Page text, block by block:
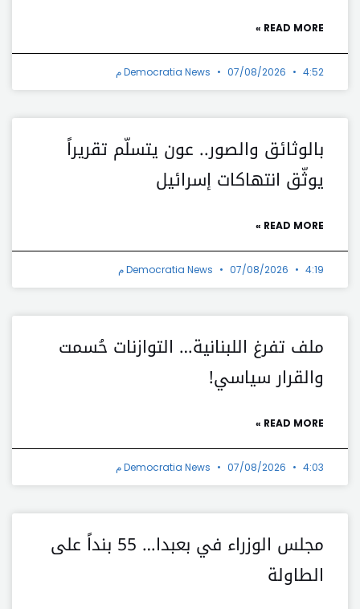
READ MORE »
Democratia News 07/08/2026 4:52 م
بالوثائق والصور.. عون يتسلّم تقريراً
يوثّق انتهاكات إسرائيل
READ MORE »
Democratia News 07/08/2026 4:19 م
ملف تفرغ اللبنانية… التوازنات حُسمت
والقرار سياسي!
READ MORE »
Democratia News 07/08/2026 4:03 م
مجلس الوزراء في بعبدا… 55 بنداً على
الطاولة